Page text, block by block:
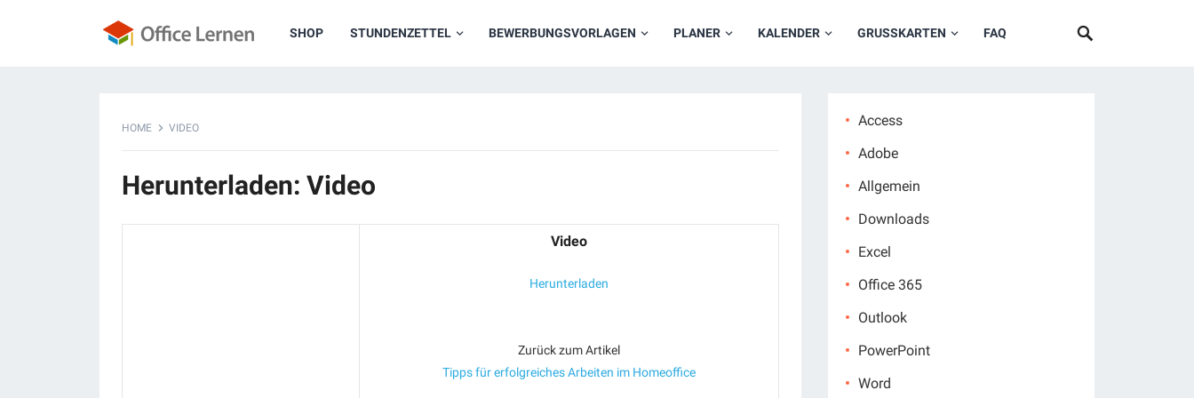
SHOP STUNDENZETTEL BEWERBUNGSVORLAGEN PLANER KALENDER GRUSSKARTEN FAQ
HOME VIDEO
Herunterladen: Video
Video
Herunterladen
Zurück zum Artikel
Tipps für erfolgreiches Arbeiten im Homeoffice
Access
Adobe
Allgemein
Downloads
Excel
Office 365
Outlook
PowerPoint
Word